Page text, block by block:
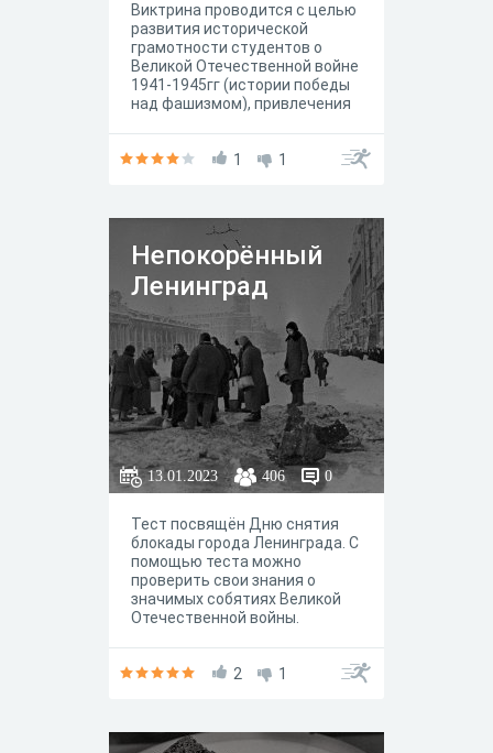
Виктрина проводится с целью
развития исторической
грамотности студентов о
Великой Отечественной войне
1941-1945гг (истории победы
над фашизмом), привлечения
войне через решение
общеобразовательным
дисциплинам: истории,
географии, основ
безопасности
жизнедеятельности, химии,
физике, географии,
литературе. Задания
подготовлены педагогическим
составом цикловой комиссии
общеобразовательных
дисциплин Режевского
политехникума.
1 1
Непокорённый
Ленинград
13.01.2023 406 0
Тест посвящён Дню снятия
блокады города Ленинграда. С
помощью теста можно
проверить свои знания о
значимых собятиях Великой
Отечественной войны.
2 1